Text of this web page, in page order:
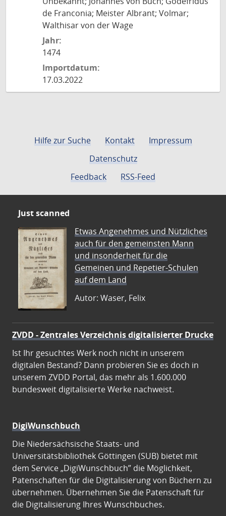
de Franconia; Meister Albrant; Volmar;
Walthisar von der Wage
Jahr:
1474
Importdatum:
17.03.2022
Hilfe zur Suche Kontakt
Impressum
Datenschutz
Feedback
RSS-Feed
Just scanned
Etwas Angenehmes und Nützliches
auch für den gemeinsten Mann
und insonderheit für die
Gemeinen und Repetier-Schulen
auf dem Land
Autor: Waser, Felix
ZVDD - Zentrales Verzeichnis digitalisierter Drucke
Ist Ihr gesuchtes Werk noch nicht in unserem
digitalen Bestand? Dann probieren Sie es doch in
unserem ZVDD Portal, das mehr als 1.600.000
bundesweit digitalisierte Werke nachweist.
DigiWunschbuch
Die Niedersächsische Staats- und
Universitätsbibliothek Göttingen (SUB) bietet mit
dem Service „DigiWunschbuch” die Möglichkeit,
Patenschaften für die Digitalisierung von Büchern zu
übernehmen. Übernehmen Sie die Patenschaft für
die Digitalisierung Ihres Wunschbuches.